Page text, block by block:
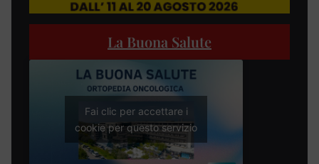
La Buona Salute
Fai clic per accettare i
cookie per questo servizio